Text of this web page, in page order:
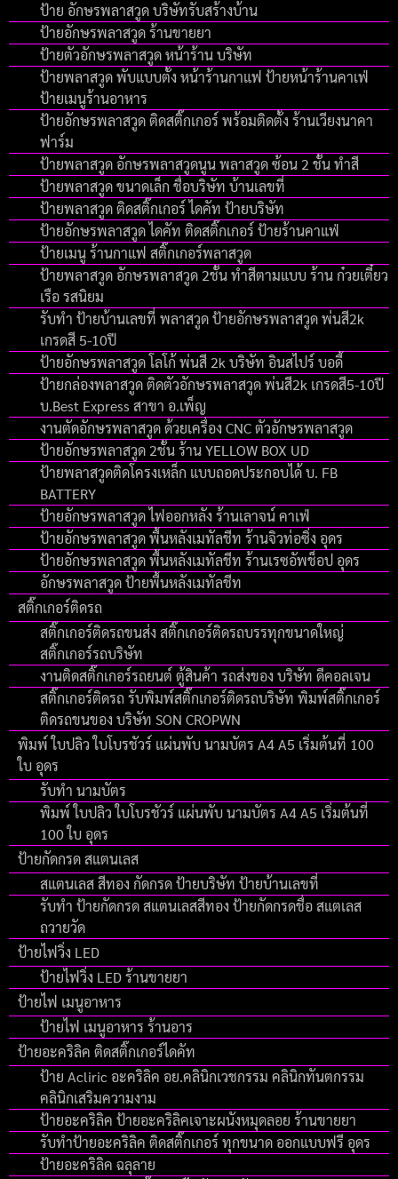
ป้าย อักษรพลาสวูด บริษัทรับสร้างบ้าน
ป้ายอักษรพลาสวูด ร้านขายยา
ป้ายตัวอักษรพลาสวูด หน้าร้าน บริษัท
ป้ายพลาสวูด พับแบบตั้ง หน้าร้านกาแฟ ป้ายหน้าร้านคาเฟ่
ป้ายเมนูร้านอาหาร
ป้ายอักษรพลาสวูด ติดสติ๊กเกอร์ พร้อมติดตั้ง ร้านเวียงนาคา
ฟาร์ม
ป้ายพลาสวูด อักษรพลาสวูดนูน พลาสวูด ซ้อน 2 ชั้น ทำสี
ป้ายพลาสวูด ขนาดเล็ก ชื่อบริษัท บ้านเลขที่
ป้ายพลาสวูด ติดสติ๊กเกอร์ ไดคัท ป้ายบริษัท
ป้ายอักษรพลาสวูด ไดคัท ติดสติ๊กเกอร์ ป้ายร้านคาแฟ่
ป้ายเมนู ร้านกาแฟ สติ๊กเกอร์พลาสวูด
ป้ายพลาสวูด อักษรพลาสวูด 2ชั้น ทำสีตามแบบ ร้าน ก๋วยเตี๋ยว
เรือ รสนิยม
รับทำ ป้ายบ้านเลขที่ พลาสวูด ป้ายอักษรพลาสวูด พ่นสี2k
เกรดสี 5-10ปี
ป้ายอักษรพลาสวูด โลโก้ พ่นสี 2k บริษัท อินสไปร์ บอดี้
ป้ายกล่องพลาสวูด ติดตัวอักษรพลาสวูด พ่นสี2k เกรดสี5-10ปี
บ.Best Express สาขา อ.เพ็ญ
งานตัดอักษรพลาสวูด ด้วยเครื่อง CNC ตัวอักษรพลาสวูด
ป้ายอักษรพลาสวูด 2ชั้น ร้าน YELLOW BOX UD
ป้ายพลาสวูดติดโครงเหล็ก แบบถอดประกอบได้ บ. FB
BATTERY
ป้ายอักษรพลาสวูด ไฟออกหลัง ร้านเลาจน์ คาเฟ่
ป้ายอักษรพลาสวูด พื้นหลังเมทัลชีท ร้านจิวท่อซิ่ง อุดร
ป้ายอักษรพลาสวูด พื้นหลังเมทัลชีท ร้านเรซอัพช็อป อุดร
อักษรพลาสวูด ป้ายพื้นหลังเมทัลชีท
สติ๊กเกอร์ติดรถ
สติ๊กเกอร์ติดรถขนส่ง สติ๊กเกอร์ติดรถบรรทุกขนาดใหญ่
สติ๊กเกอร์รถบริษัท
งานติดสติ๊กเกอร์รถยนต์ ตู้สินค้า รถส่งของ บริษัท ดีคอลเจน
สติ๊กเกอร์ติดรถ รับพิมพ์สติ๊กเกอร์ติดรถบริษัท พิมพ์สติ๊กเกอร์
ติดรถขนของ บริษัท SON CROPWN
พิมพ์ ใบปลิว ใบโบรชัวร์ แผ่นพับ นามบัตร A4 A5 เริ่มต้นที่ 100
ใบ อุดร
รับทำ นามบัตร
พิมพ์ ใบปลิว ใบโบรชัวร์ แผ่นพับ นามบัตร A4 A5 เริ่มต้นที่
100 ใบ อุดร
ป้ายกัดกรด สแตนเลส
สแตนเลส สีทอง กัดกรด ป้ายบริษัท ป้ายบ้านเลขที่
รับทำ ป้ายกัดกรด สแตนเลสสีทอง ป้ายกัดกรดชื่อ สแตเลส
ถวายวัด
ป้ายไฟวิ่ง LED
ป้ายไฟวิ่ง LED ร้านขายยา
ป้ายไฟ เมนูอาหาร
ป้ายไฟ เมนูอาหาร ร้านอาร
ป้ายอะคริลิค ติดสติ๊กเกอร์ไดคัท
ป้าย Acliric อะคริลิค อย.คลินิกเวชกรรม คลินิกทันตกรรม
คลินิกเสริมความงาม
ป้ายอะคริลิค ป้ายอะคริลิคเจาะผนังหมุดลอย ร้านขายยา
รับทำป้ายอะคริลิค ติดสติ๊กเกอร์ ทุกขนาด ออกแบบฟรี อุดร
ป้ายอะคริลิค ฉลุลาย